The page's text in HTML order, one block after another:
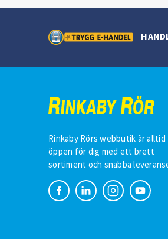
Rinkaby Rörs webbutik är alltid
öppen för dig med ett brett
sortiment och snabba